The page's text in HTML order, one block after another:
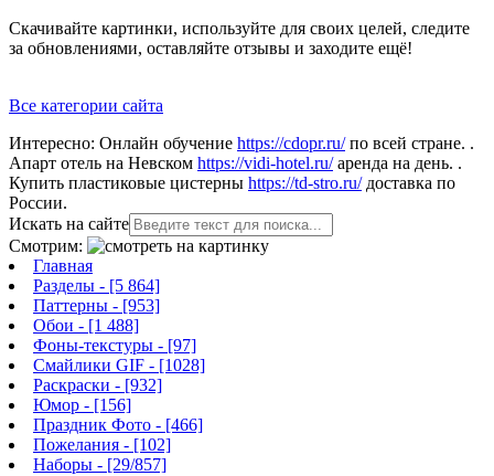
Скачивайте картинки, используйте для своих целей, следите
за обновлениями, оставляйте отзывы и заходите ещё!
Все категории сайта
Интересно: Онлайн обучение https://cdopr.ru/по всей стране. .
Апарт отель на Невском https://vidi-hotel.ru/аренда на день. .
Купить пластиковые цистерны https://td-stro.ru/доставка по
России.
Искать на сайте
Смотрим:
Главная
Разделы - [5 864]
Паттерны - [953]
Обои - [1 488]
Фоны-текстуры - [97]
Смайлики GIF - [1028]
Раскраски - [932]
Юмор - [156]
Праздник Фото - [466]
Пожелания - [102]
Наборы - [29/857]